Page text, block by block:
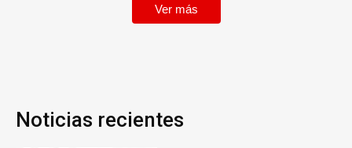
Ver más
Noticias recientes